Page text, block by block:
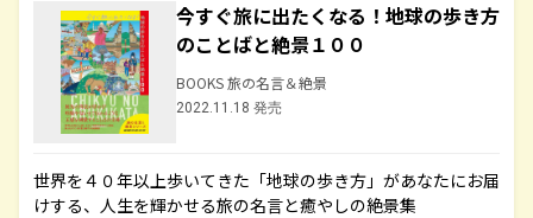
今すぐ旅に出たくなる！地球の歩き方
のことばと絶景１００
BOOKS 旅の名言＆絶景
2022.11.18 発売
世界を４０年以上歩いてきた「地球の歩き方」があなたにお届
けする、人生を輝かせる旅の名言と癒やしの絶景集